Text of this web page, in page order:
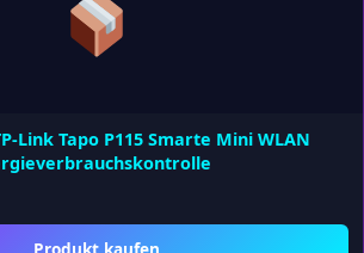
Link Tapo P115 Smarte Mini WLAN
Produkt kaufen